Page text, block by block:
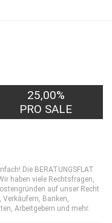
25,00%
PRO SALE
Die BERATUNGSFLAT
haben viele Rechtsfragen,
auf unser Recht
Verkäufern, Banken,
Arbeitgebern und mehr.